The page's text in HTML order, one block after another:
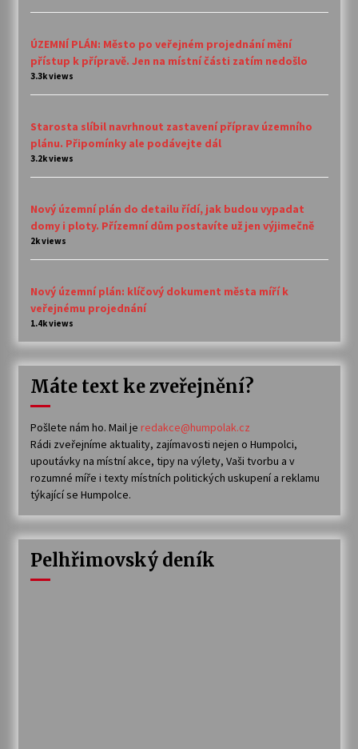
ÚZEMNÍ PLÁN: Město po veřejném projednání mění
přístup k přípravě. Jen na místní části zatím nedošlo
3.3k views
Starosta slíbil navrhnout zastavení příprav územního
plánu. Připomínky ale podávejte dál
3.2k views
Nový územní plán do detailu řídí, jak budou vypadat
domy i ploty. Přízemní dům postavíte už jen výjimečně
2k views
Nový územní plán: klíčový dokument města míří k
veřejnému projednání
1.4k views
Máte text ke zveřejnění?
Pošlete nám ho. Mail je redakce@humpolak.cz
Rádi zveřejníme aktuality, zajímavosti nejen o Humpolci,
upoutávky na místní akce, tipy na výlety, Vaši tvorbu a v
rozumné míře i texty místních politických uskupení a reklamu
týkající se Humpolce.
Pelhřimovský deník